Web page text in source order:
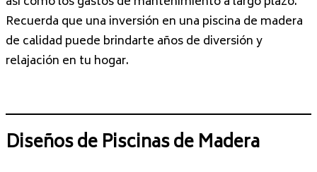
Recuerda que una inversión en una piscina de madera
de calidad puede brindarte años de diversión y
relajación en tu hogar.
Diseños de Piscinas de Madera